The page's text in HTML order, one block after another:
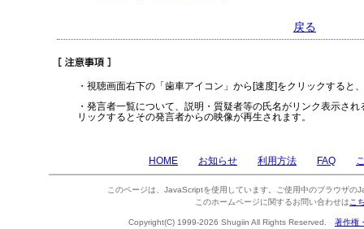
戻る
・視聴画面右下の「歯車アイコン」から[速度]をクリックすると
・発言者一覧について、説明・質疑者等の氏名がリンク表示さ
リックするとその発言者からの映像が再生されます。
HOME お知らせ 利用方法 FAQ
このページは、JavaScriptを使用しています。ご使用中のブラウザの
このホームページに関するお問い合わせは こ
Copyright(C) 1999-2026 Shugiin All Rights Reserved. 著作権